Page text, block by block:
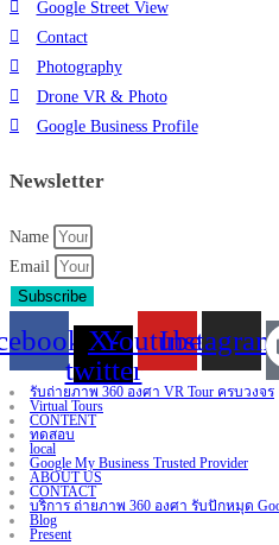
Google Street View
Contact
Photography
Drone VR & Photo
Google Business Profile
Newsletter
Name
Email
Subscribe
X-
twitter
YoutubeInstagram
รับถ่ายภาพ 360 องศา VR Tour ครบวงจร
Virtual Tours
CONTENT
ทดสอบ
local
Google My Business Trusted Provider
ABOUT US
CONTACT
บริการ ถ่ายภาพ 360 องศา รับปักหมุด
Blog
Present